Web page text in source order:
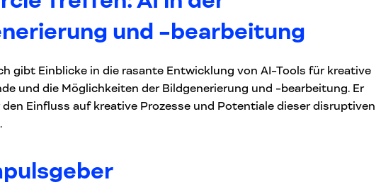
und -bearbeitung
gibt Einblicke in die rasante Entwicklung von AI-Tools für kreative
und die Möglichkeiten der Bildgenerierung und -bearbeitung. Er
Einfluss auf kreative Prozesse und Potentiale dieser disruptiven